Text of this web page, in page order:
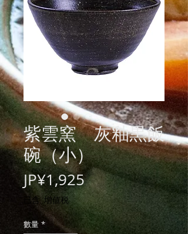
紫雲窯 灰釉黒飯
碗（小）
JP¥1,925價
格
已含 增值税
數量 *